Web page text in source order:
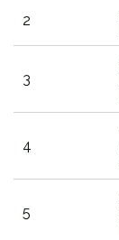
2
3
4
5